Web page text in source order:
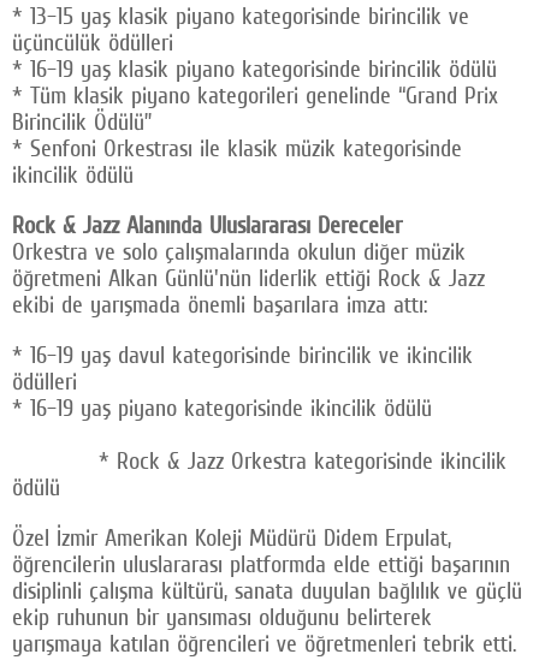
* 13–15 yaş klasik piyano kategorisinde birincilik ve
üçüncülük ödülleri
* 16–19 yaş klasik piyano kategorisinde birincilik ödülü
* Tüm klasik piyano kategorileri genelinde “Grand Prix
Birincilik Ödülü”
* Senfoni Orkestrası ile klasik müzik kategorisinde
ikincilik ödülü
Rock & Jazz Alanında Uluslararası Dereceler
Orkestra ve solo çalışmalarında okulun diğer müzik
öğretmeni Alkan Günlü'nün liderlik ettiği Rock & Jazz
ekibi de yarışmada önemli başarılara imza attı:
* 16–19 yaş davul kategorisinde birincilik ve ikincilik
ödülleri
* 16–19 yaş piyano kategorisinde ikincilik ödülü
* Rock & Jazz Orkestra kategorisinde ikincilik
ödülü
Özel İzmir Amerikan Koleji Müdürü Didem Erpulat,
öğrencilerin uluslararası platformda elde ettiği başarının
disiplinli çalışma kültürü, sanata duyulan bağlılık ve güçlü
ekip ruhunun bir yansıması olduğunu belirterek
yarışmaya katılan öğrencileri ve öğretmenleri tebrik etti.